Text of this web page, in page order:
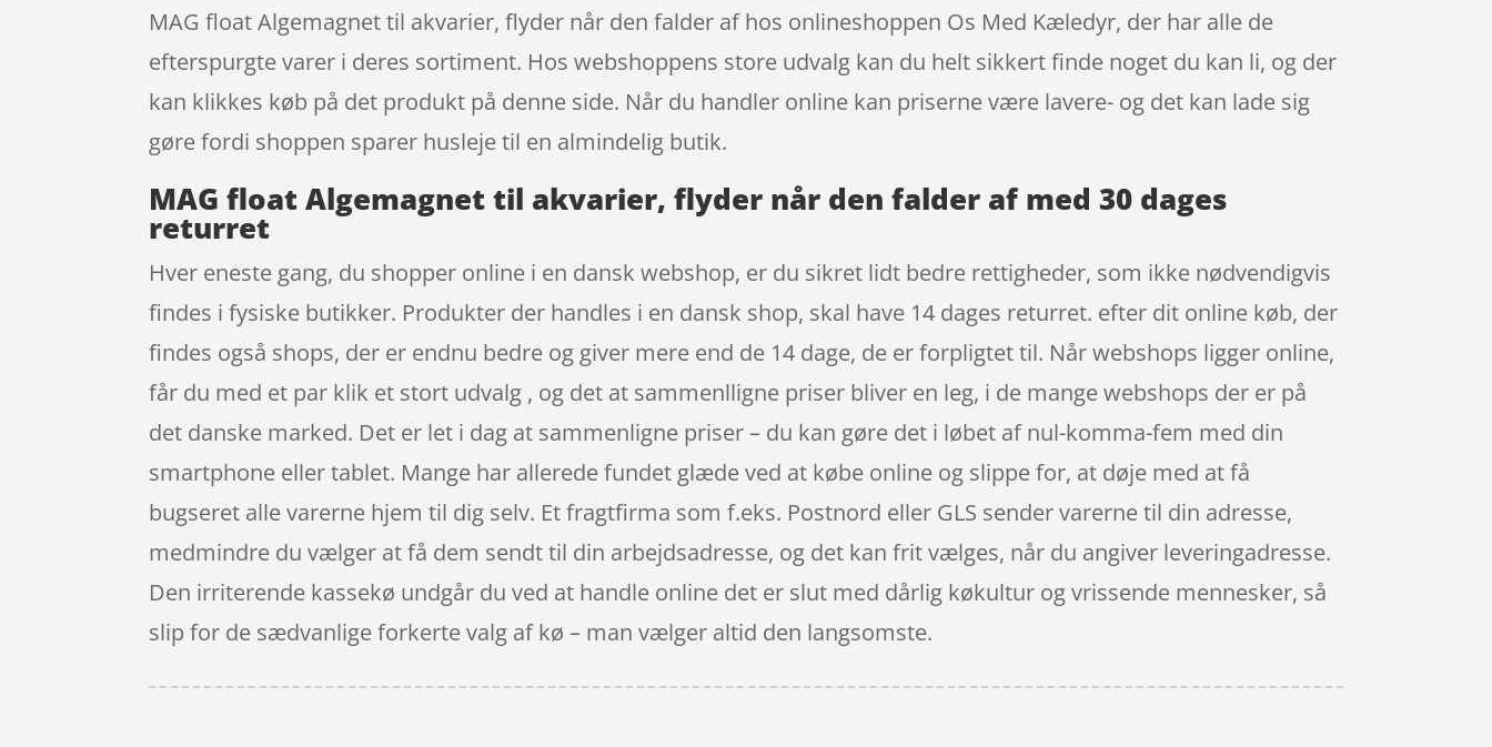
MAG float Algemagnet til akvarier, flyder når den falder af hos onlineshoppen Os Med Kæledyr, der har alle de
efterspurgte varer i deres sortiment. Hos webshoppens store udvalg kan du helt sikkert finde noget du kan li, og der
kan klikkes køb på det produkt på denne side. Når du handler online kan priserne være lavere- og det kan lade sig
gøre fordi shoppen sparer husleje til en almindelig butik.
MAG float Algemagnet til akvarier, flyder når den falder af med 30 dages
returret
Hver eneste gang, du shopper online i en dansk webshop, er du sikret lidt bedre rettigheder, som ikke nødvendigvis
findes i fysiske butikker. Produkter der handles i en dansk shop, skal have 14 dages returret. efter dit online køb, der
findes også shops, der er endnu bedre og giver mere end de 14 dage, de er forpligtet til. Når webshops ligger online,
får du med et par klik et stort udvalg , og det at sammenlligne priser bliver en leg, i de mange webshops der er på
det danske marked. Det er let i dag at sammenligne priser – du kan gøre det i løbet af nul-komma-fem med din
smartphone eller tablet. Mange har allerede fundet glæde ved at købe online og slippe for, at døje med at få
bugseret alle varerne hjem til dig selv. Et fragtfirma som f.eks. Postnord eller GLS sender varerne til din adresse,
medmindre du vælger at få dem sendt til din arbejdsadresse, og det kan frit vælges, når du angiver leveringadresse.
Den irriterende kassekø undgår du ved at handle online det er slut med dårlig køkultur og vrissende mennesker, så
slip for de sædvanlige forkerte valg af kø – man vælger altid den langsomste.